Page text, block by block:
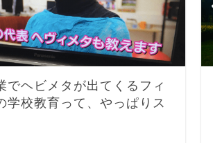
でヘビメタが出てくるフィ
学校教育って、やっぱりス